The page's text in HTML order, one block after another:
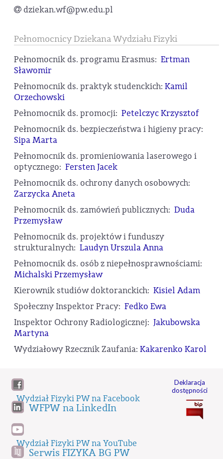
dziekan.wf@pw.edu.pl
Pełnomocnicy Dziekana Wydziału Fizyki
Pełnomocnik ds. programu Erasmus: Ertman
Sławomir
Pełnomocnik ds. praktyk studenckich: Kamil
Orzechowski
Pełnomocnik ds. promocji: Petelczyc Krzysztof
Pełnomocnik ds. bezpieczeństwa i higieny pracy:
Sipa Marta
Pełnomocnik ds. promieniowania laserowego i
optycznego: Fersten Jacek
Pełnomocnik ds. ochrony danych osobowych:
Zarzycka Aneta
Pełnomocnik ds. zamówień publicznych: Duda
Przemysław
Pełnomocnik ds. projektów i funduszy
strukturalnych: Laudyn Urszula Anna
Pełnomocnik ds. osób z niepełnosprawnościami:
Michalski Przemysław
Kierownik studiów doktoranckich: Kisiel Adam
Społeczny Inspektor Pracy: Fedko Ewa
Inspektor Ochrony Radiologicznej: Jakubowska
Martyna
Wydziałowy Rzecznik Zaufania: Kakarenko Karol
Wydział Fizyki PW na Facebook
WFPW na LinkedIn
Wydział Fizyki PW na YouTube
Serwis FIZYKA BG PW
Deklaracja
dostępności